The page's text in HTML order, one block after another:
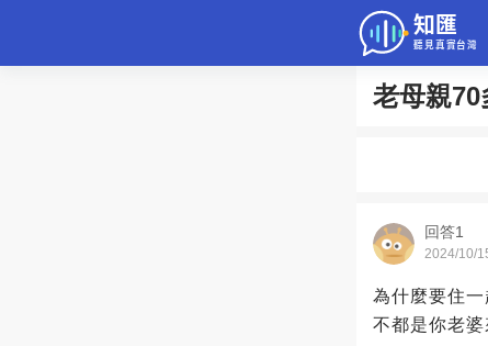
老母親
回答1
2024/10/
為什麼要住
不都是你老婆
問答